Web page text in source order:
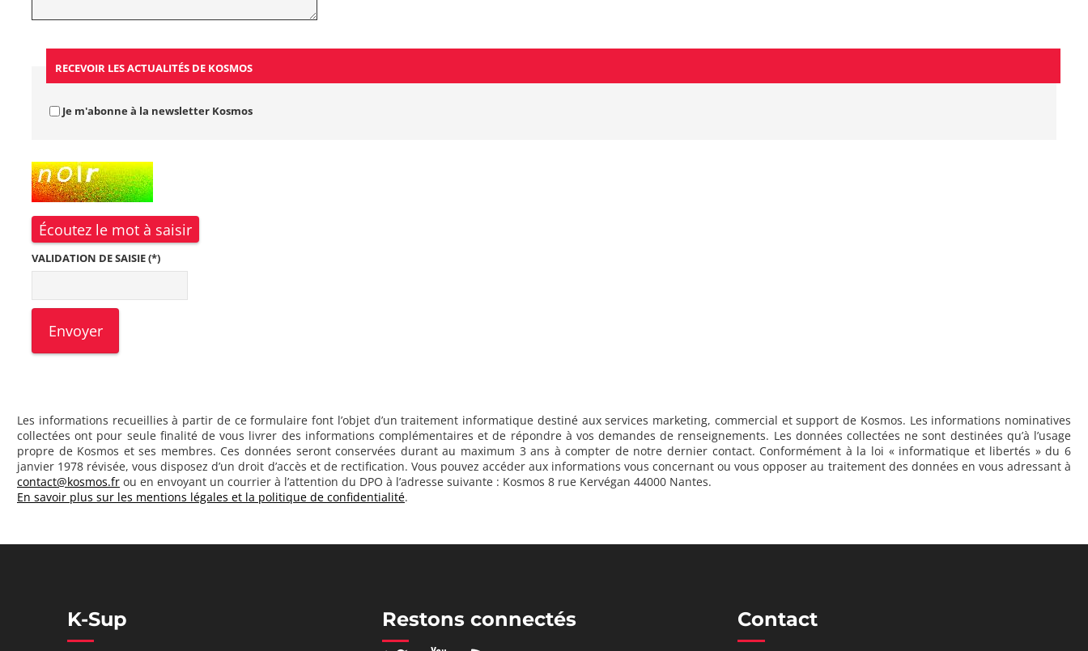
RECEVOIR LES ACTUALITÉS DE KOSMOS
Je m'abonne à la newsletter Kosmos
C
H
A
P
O
U
L
E
O
S
.
S
I
V
O
U
T
Écoutez le mot à saisir
VALIDATION DE SAISIE (*)
Les informations recueillies à partir de ce formulaire font l’objet d’un traitement informatique destiné aux services marketing, commercial et support de Kosmos. Les informations nominatives
collectées ont pour seule finalité de vous livrer des informations complémentaires et de répondre à vos demandes de renseignements. Les données collectées ne sont destinées qu’à l’usage
propre de Kosmos et ses membres. Ces données seront conservées durant au maximum 3 ans à compter de notre dernier contact. Conformément à la loi « informatique et libertés » du 6
janvier 1978 révisée, vous disposez d’un droit d’accès et de rectification. Vous pouvez accéder aux informations vous concernant ou vous opposer au traitement des données en vous adressant à
contact@kosmos.fr ou en envoyant un courrier à l’attention du DPO à l’adresse suivante : Kosmos 8 rue Kervégan 44000 Nantes.
En savoir plus sur les mentions légales et la politique de confidentialité.
K-Sup Restons connectés Contact